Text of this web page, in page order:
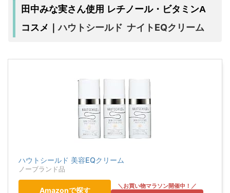
田中みな実さん使用 レチノール・ビタミンA
コスメ｜ハウトシールド ナイトEQクリーム
ハウトシールド 美容EQクリーム
ノーブランド品
Amazonで探す